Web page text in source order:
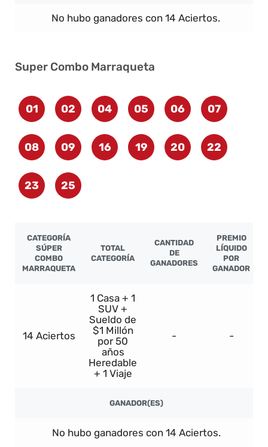
No hubo ganadores con 14 Aciertos.
Super Combo Marraqueta
01 02 04 05 06 07
08 09 16 19 20 22
23 25
CATEGORÍA
SÚPER
COMBO
MARRAQUETA
TOTAL
CATEGORÍA
CANTIDAD
DE
GANADORES
PREMIO
LÍQUIDO
POR
GANADOR
14 Aciertos
1 Casa + 1
SUV +
Sueldo de
$1 Millón
por 50
años
Heredable
+ 1 Viaje
- -
GANADOR(ES)
No hubo ganadores con 14 Aciertos.